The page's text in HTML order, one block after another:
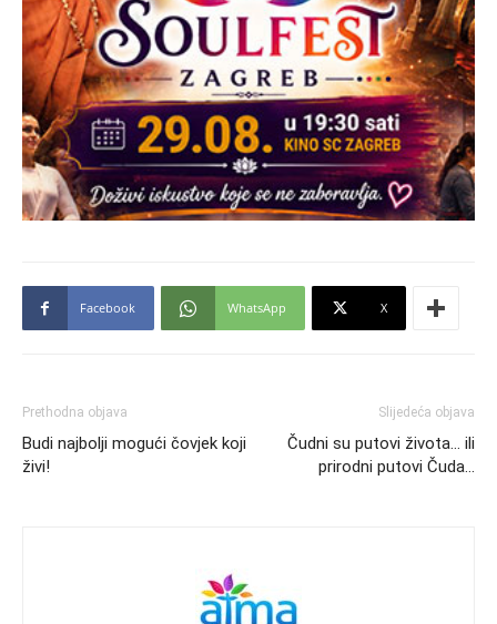
Facebook WhatsApp X
Prethodna objava
Budi najbolji mogući čovjek koji
živi!
Slijedeća objava
Čudni su putovi života… ili
prirodni putovi Čuda…